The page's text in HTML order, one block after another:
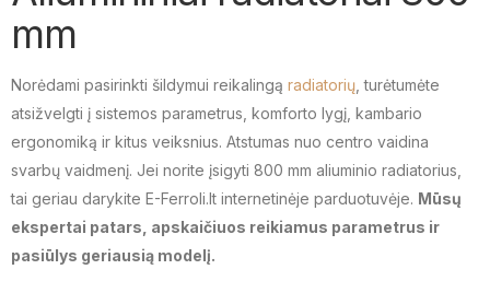
mm
Norėdami pasirinkti šildymui reikalingą radiatorių , turėtumėte
atsižvelgti į sistemos parametrus, komforto lygį, kambario
ergonomiką ir kitus veiksnius. Atstumas nuo centro vaidina
svarbų vaidmenį. Jei norite įsigyti 800 mm aliuminio radiatorius,
tai geriau darykite E-Ferroli.lt internetinėje parduotuvėje. Mūsų
ekspertai patars, apskaičiuos reikiamus parametrus ir
pasiūlys geriausią modelį.